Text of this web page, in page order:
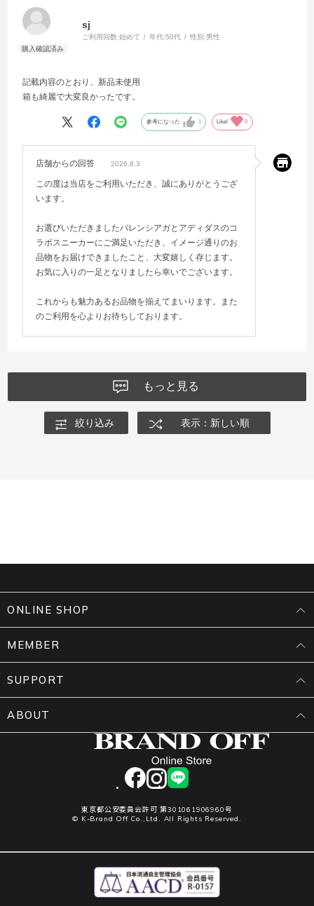
sj
ご利用回数:始めて 年代:50代 性別:男性
記載内容のとおり、新品未使用
箱も綺麗で大変良かったです。
参考になった 1 Like! 0
店舗からの回答 2026.8.3
この度は当店をご利用いただき、誠にありがとうござ
います。
お選びいただきましたバレンシアガとアディダスのコ
ラボスニーカーにご満足いただき、イメージ通りのお
品物をお届けできましたこと、大変嬉しく存じます。
お気に入りの一足となりましたら幸いでございます。
これからも魅力あるお品物を揃えてまいります。また
のご利用を心よりお待ちしております。
もっと見る
絞り込み 表示：新しい順
facebookinstagram
LINE
東京都公安委員会許可 第301061906960号
© K-Brand Off Co.,Ltd. All Rights Reserved.
ONLINE SHOP
MEMBER
SUPPORT
ABOUT